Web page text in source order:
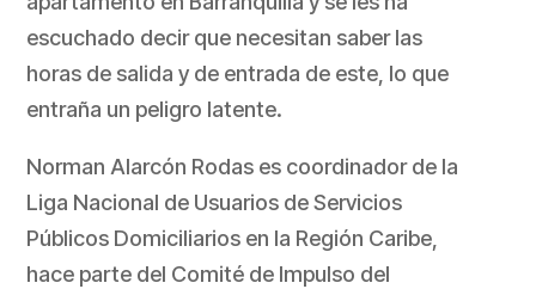
escuchado decir que necesitan saber las
horas de salida y de entrada de este, lo que
entraña un peligro latente.
Norman Alarcón Rodas es coordinador de la
Liga Nacional de Usuarios de Servicios
Públicos Domiciliarios en la Región Caribe,
hace parte del Comité de Impulso del